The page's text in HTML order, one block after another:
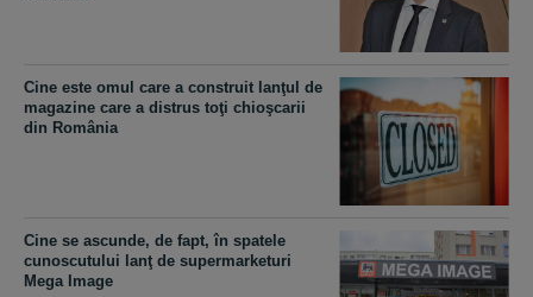
Cine este omul care a construit lanţul de
magazine care a distrus toţi chioşcarii
din România
Cine se ascunde, de fapt, în spatele
cunoscutului lanţ de supermarketuri
Mega Image